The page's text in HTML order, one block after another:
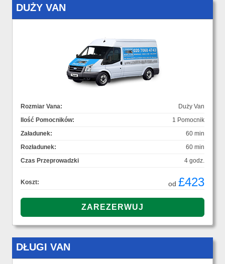
DUŻY VAN
Rozmiar Vana:
Duży Van
Ilość Pomocników:
1 Pomocnik
Załadunek:
60 min
Rozładunek:
60 min
Czas Przeprowadzki
4 godz.
Koszt: od £423
DŁUGI VAN